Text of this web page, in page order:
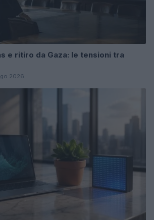
e ritiro da Gaza: le tensioni tra
2026